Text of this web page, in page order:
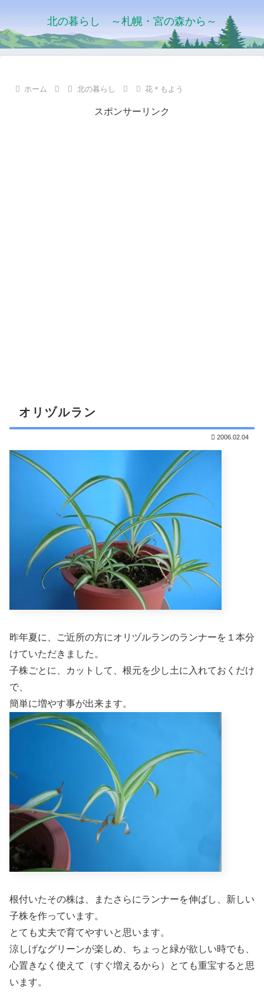
北の暮らし ～札幌・宮の森から～
ホーム 北の暮らし 花＊もよう
スポンサーリンク
オリヅルラン
2006.02.04
昨年夏に、ご近所の方にオリヅルランのランナーを１本分
けていただきました。
子株ごとに、カットして、根元を少し土に入れておくだけ
で、
簡単に増やす事が出来ます。
根付いたその株は、またさらにランナーを伸ばし、新しい
子株を作っています。
とても丈夫で育てやすいと思います。
涼しげなグリーンが楽しめ、ちょっと緑が欲しい時でも、
心置きなく使えて（すぐ増えるから）とても重宝すると思
います。